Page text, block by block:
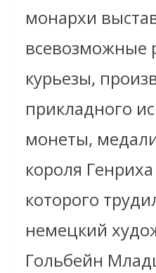
монархи
всевозможные
курьезы,
прикладного
монеты,
короля
которого
немецкий
Гольбейн